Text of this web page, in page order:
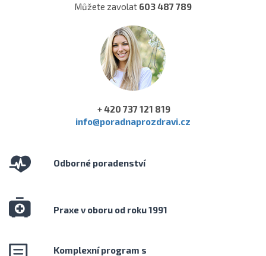
Můžete zavolat 603 487 789
+ 420 737 121 819
info@poradnaprozdravi.cz
Odborné poradenství
Praxe v oboru od roku 1991
Komplexní program s